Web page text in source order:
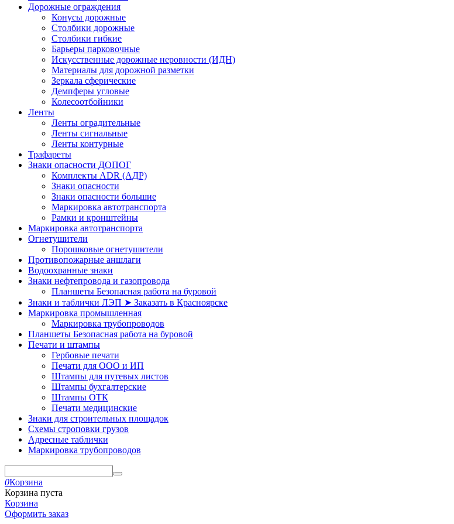
Дорожные ограждения
Конусы дорожные
Столбики дорожные
Столбики гибкие
Барьеры парковочные
Искусственные дорожные неровности (ИДН)
Материалы для дорожной разметки
Зеркала сферические
Демпферы угловые
Колесоотбойники
Ленты
Ленты оградительные
Ленты сигнальные
Ленты контурные
Трафареты
Знаки опасности ДОПОГ
Комплекты ADR (АДР)
Знаки опасности
Знаки опасности большие
Маркировка автотранспорта
Рамки и кронштейны
Маркировка автотранспорта
Огнетушители
Порошковые огнетушители
Противопожарные аншлаги
Водоохранные знаки
Знаки нефтепровода и газопровода
Планшеты Безопасная работа на буровой
Знаки и таблички ЛЭП ➤ Заказать в Красноярске
Маркировка промышленная
Маркировка трубопроводов
Планшеты Безопасная работа на буровой
Печати и штампы
Гербовые печати
Печати для ООО и ИП
Штампы для путевых листов
Штампы бухгалтерские
Штампы ОТК
Печати медицинские
Знаки для строительных площадок
Схемы строповки грузов
Адресные таблички
Маркировка трубопроводов
0Корзина
Корзина пуста
Корзина
Оформить заказ